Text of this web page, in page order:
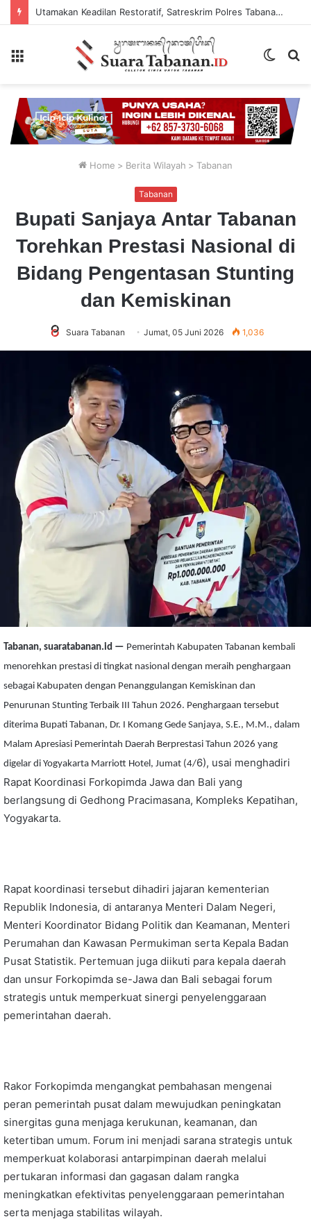
Utamakan Keadilan Restoratif, Satreskrim Polres Tabanan Gelar Perkara Kasus Penganiayaan Anak
Switch
Home > Berita Wilayah > Tabanan
Tabanan
Bupati Sanjaya Antar Tabanan
Torehkan Prestasi Nasional di
Bidang Pengentasan Stunting
dan Kemiskinan
Suara Tabanan Jumat, 05 Juni 2026 1,036
Tabanan, suaratabanan.id — Pemerintah Kabupaten Tabanan kembali
menorehkan prestasi di tingkat nasional dengan meraih penghargaan
sebagai Kabupaten dengan Penanggulangan Kemiskinan dan
Penurunan Stunting Terbaik III Tahun 2026. Penghargaan tersebut
diterima Bupati Tabanan, Dr. I Komang Gede Sanjaya, S.E., M.M., dalam
Malam Apresiasi Pemerintah Daerah Berprestasi Tahun 2026 yang
digelar di Yogyakarta Marriott Hotel, Jumat (4/6), usai menghadiri
Rapat Koordinasi Forkopimda Jawa dan Bali yang
berlangsung di Gedhong Pracimasana, Kompleks Kepatihan,
Yogyakarta.
Rapat koordinasi tersebut dihadiri jajaran kementerian
Republik Indonesia, di antaranya Menteri Dalam Negeri,
Menteri Koordinator Bidang Politik dan Keamanan, Menteri
Perumahan dan Kawasan Permukiman serta Kepala Badan
Pusat Statistik. Pertemuan juga diikuti para kepala daerah
dan unsur Forkopimda se-Jawa dan Bali sebagai forum
strategis untuk memperkuat sinergi penyelenggaraan
pemerintahan daerah.
Rakor Forkopimda mengangkat pembahasan mengenai
peran pemerintah pusat dalam mewujudkan peningkatan
sinergitas guna menjaga kerukunan, keamanan, dan
ketertiban umum. Forum ini menjadi sarana strategis untuk
memperkuat kolaborasi antarpimpinan daerah melalui
pertukaran informasi dan gagasan dalam rangka
meningkatkan efektivitas penyelenggaraan pemerintahan
serta menjaga stabilitas wilayah.